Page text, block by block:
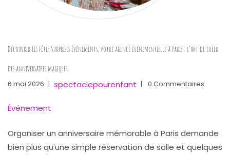
Découvrir Les Fêtes Surprises Événements, votre agence événementielle à Paris : l’art de créer
des anniversaires magiques
6 mai 2026 spectaclepourenfant 0 Commentaires
Événement
Organiser un anniversaire mémorable à Paris demande
bien plus qu'une simple réservation de salle et quelques